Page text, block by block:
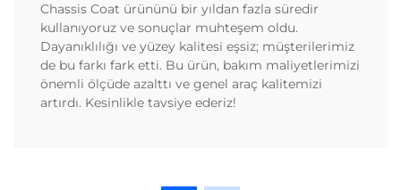
Chassis Coat ürününü bir yıldan fazla süredir
kullanıyoruz ve sonuçlar muhteşem oldu.
Dayanıklılığı ve yüzey kalitesi eşsiz; müşterilerimiz
de bu farkı fark etti. Bu ürün, bakım maliyetlerimizi
önemli ölçüde azalttı ve genel araç kalitemizi
artırdı. Kesinlikle tavsiye ederiz!